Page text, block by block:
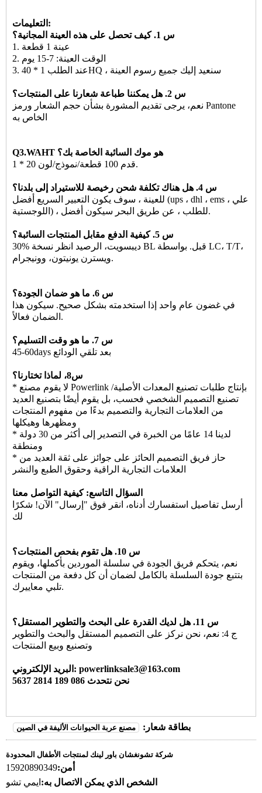
التعليمات:
س 1. كيف تحصل على هذه العينة المجانية؟
1. عينة 1 قطعة
2. الوقت العينة: 7-15 يوم
3. عند الطلب 1 * 40HQ ، سنعيد إليك جميع رسوم العينة
س 2. هل يمكننا طباعة شعارنا على المنتجات؟
نعم، يرجى تقديم المشورة بشأن حجم الشعار ورمز Pantone
الخاص به
Q3.WAHT هو موك السائبة الخاصة بك؟
1 * 20 قدم 100 قطعة/نموذج/لون.
س 4. هل هناك تكلفة شحن رخيصة للاستيراد إلى بلدنا؟
للعينة ، سوف يكون التعبير السريع أفضل (ups ، dhl ، ems ، علي
اللوجستية) ، للطلب ، عن طريق البحر سيكون أفضل.
س 5. كيفية الدفع مقابل المنتجات السائبة؟
30% ديبسويت، الرصيد انظر نسخة BL قبل. بواسطة LC، T/T،
ويسترن يونيتون، وونيجرام.
س 6. ما هو ضمان الجودة؟
في غضون عام واحد إذا استخدمته بشكل صحيح. سيكون هذا
الضمان فعالاً.
س 7. ما هو وقت التسليم؟
45-60days بعد تلقي الودائع
س8، لماذا تختارنا؟
* لا يقوم مصنع Powerlink بإنتاج طلبات تصنيع المعدات الأصلية/
تصنيع التصميم الشخصي فحسب، بل يقوم أيضًا بتصنيع العديد
من العلامات التجارية والتصميم بدءًا من مفهوم المنتجات
ومظهرها وهيكلها
* لدينا 14 عامًا من الخبرة في التصدير إلى أكثر من 30 دولة
ومنطقة
* حاز فريق التصميم الحائز على جوائز على ثقة العديد من
العلامات التجارية الراقية وحقوق الطبع والنشر
السؤال التاسع: كيفية التواصل معنا
أرسل تفاصيل استفسارك أدناه، انقر فوق "إرسال" الآن! شكرًا
لك
س 10. هل تقوم بفحص المنتجات؟
نعم، يتحكم فريق الجودة في سلسلة الموردين بأكملها، ويقوم
بتتبع جودة السلسلة بالكامل لضمان أن كل دفعة من المنتجات
تلبي معاييرك.
س 11. هل لديك القدرة على البحث والتطوير المستقل؟
ج 4: نعم، نحن نركز على التصميم المستقل والبحث والتطوير
وتصنيع وبيع المنتجات
البريد الإلكتروني: powerlinksale3@163.com
نحن نتحدث 086 189 2814 5637
بطاقة شعار: مصنع عربة الحيوانات الأليفة في الصين
شركة تشونغشان باور لينك لمنتجات الأطفال المحدودة
أمن:15920890349
الشخص الذي يمكن الاتصال به: ايمي تشو